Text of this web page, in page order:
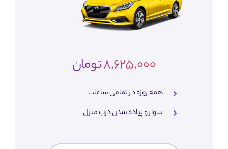
8,625,000 تومان
همه روزه در تمامی ساعات
سوار و پیاده شدن درب منزل